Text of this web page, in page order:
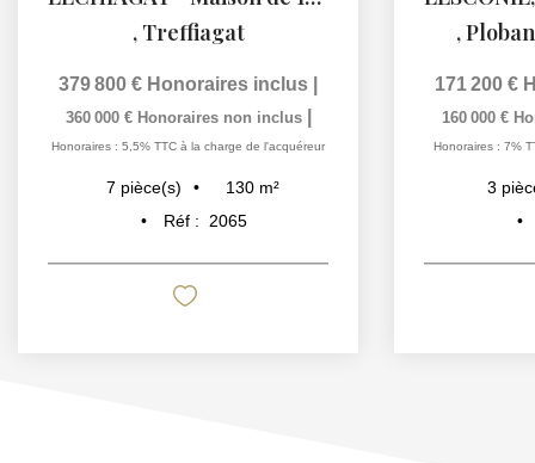
, Treffiagat
379 800 € Honoraires inclus
360 000 € Honoraires non inclus
Honoraires : 5,5% TTC à la charge de l'acquéreur
7 pièce(s) 130 m²
Réf :
2065
,
171 200 €
160 000 €
Honoraires : 7%
3